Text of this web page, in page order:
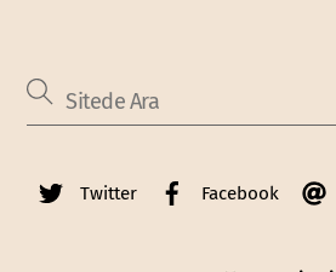
Twitter Facebook